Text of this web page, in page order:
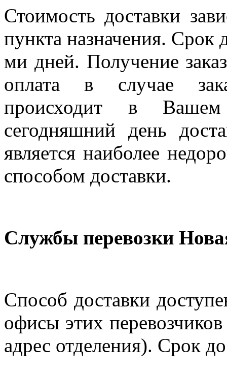
Стоимость доставки
пункта назначения. Срок
ми дней. Получение
оплата в случае
происходит в
сегодняшний день
является наиболее
способом доставки.
Службы перевозки
Способ доставки
офисы этих
адрес отделения). Срок